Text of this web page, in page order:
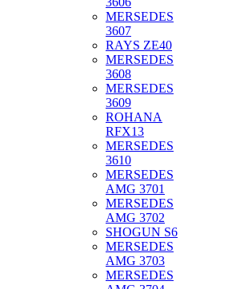
MERSEDES
3607
RAYS ZE40
MERSEDES
3608
MERSEDES
3609
ROHANA
RFX13
MERSEDES
3610
MERSEDES
AMG 3701
MERSEDES
AMG 3702
SHOGUN S6
MERSEDES
AMG 3703
MERSEDES